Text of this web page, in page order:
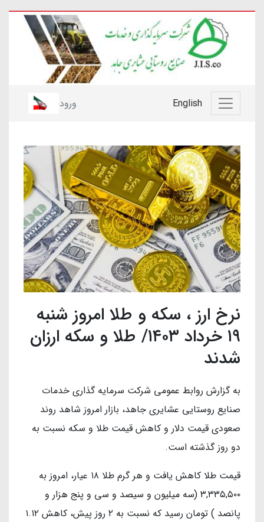
English ورود
نرخ ارز ، سکه و طلا امروز شنبه
۱۹ خرداد ۱۴۰۳/ طلا و سکه ارزان
شدند
به گزارش روابط عمومی شرکت سرمایه گذاری خدمات
صنایع روستایی عشایری جاهد، بازار امروز شاهد روند
صعودی قیمت دلار و کاهش قیمت طلا و سکه نسبت به
دو روز گذشته است.
قیمت طلا کاهش یافت و هر گرم طلا ۱۸ عیار، امروز به
۳,۳۳۵,۵۰۰ (سه میلیون و سیصد و سی و پنج هزار و
پانصد ) تومان رسید که نسبت به ۲ روز پیش، کاهش ۱.۱۲